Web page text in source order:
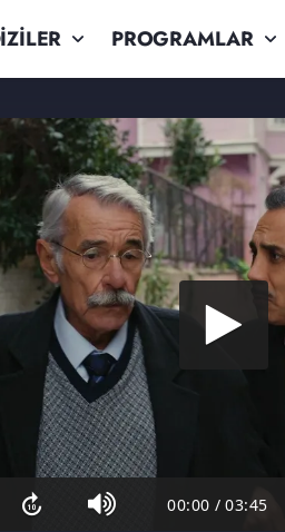
PROGRAMLAR
00:00 / 03:45